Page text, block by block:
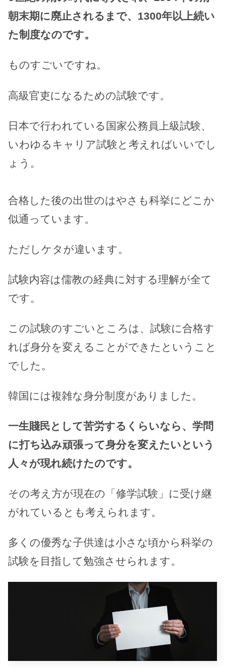
朝末期に廃止されるまで、1300年以上続い
た制度なのです。
ものすごいですね。
高級官吏になるための試験です。
日本で行われている国家公務員上級試験、
いわゆるキャリア試験と考えればいいでし
ょう。
合格した後の出世のはやさも科挙にどこか
似通っています。
ただしケタが違います。
試験内容は儒教の経典に対する理解が全て
です。
この試験のすごいところは、試験に合格す
れば身分を変えることができたということ
でした。
韓国には複雑な身分制度がありました。
一生賤民として苦労するくらいなら、学問
に打ち込み頑張って身分を変えたいという
人々が現れ続けたのです。
その考え方が現在の「修学試験」に受け継
がれているとも考えられます。
多くの優秀な子供達は小さな頃から科挙の
試験を目指して勉強させられます。